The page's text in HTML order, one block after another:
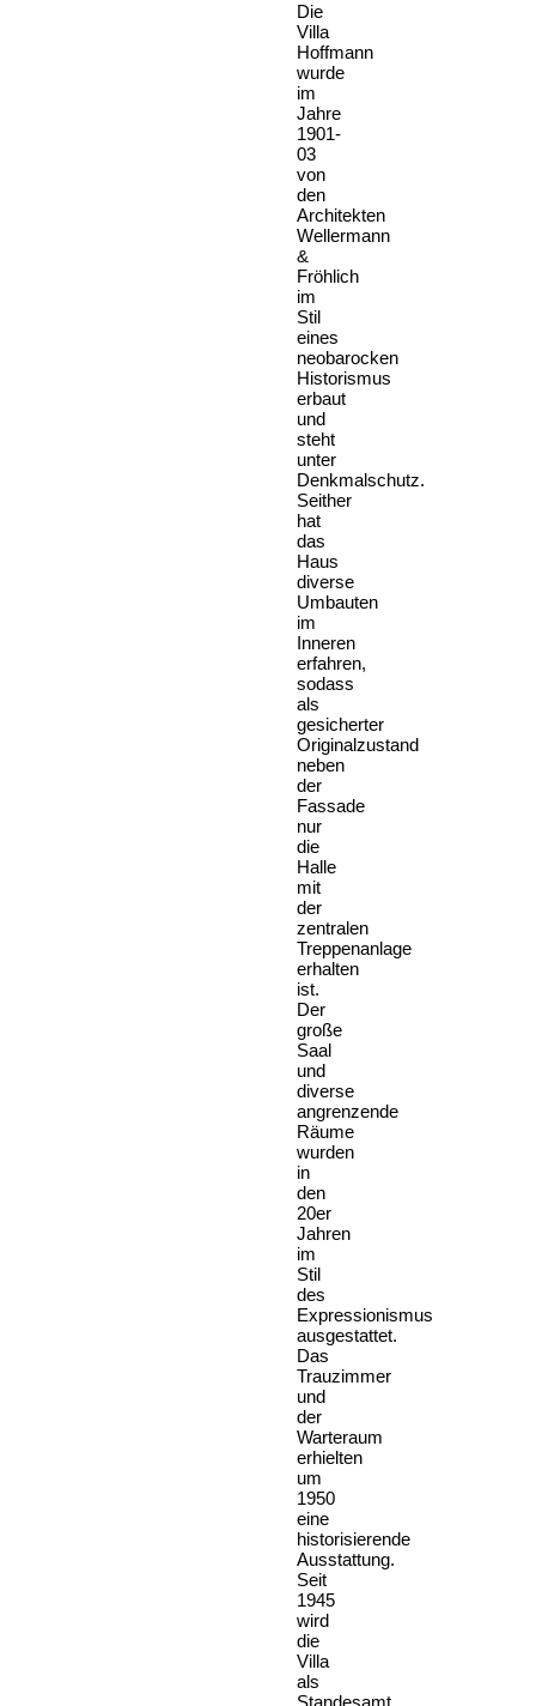
Die
Villa
Hoffmann
wurde
im
Jahre
1901-
03
von
den
Architekten
Wellermann
&
Fröhlich
im
Stil
eines
neobarocken
Historismus
erbaut
und
steht
unter
Denkmalschutz.
Seither
hat
das
Haus
diverse
Umbauten
im
Inneren
erfahren,
sodass
als
gesicherter
Originalzustand
neben
der
Fassade
nur
die
Halle
mit
der
zentralen
Treppenanlage
erhalten
ist.
Der
große
Saal
und
diverse
angrenzende
Räume
wurden
in
den
20er
Jahren
im
Stil
des
Expressionismus
ausgestattet.
Das
Trauzimmer
und
der
Warteraum
erhielten
um
1950
eine
historisierende
Ausstattung.
Seit
1945
wird
die
Villa
als
Standesamt